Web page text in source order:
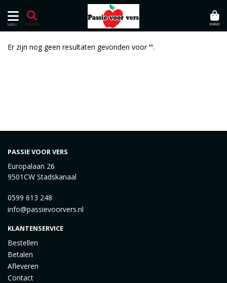
MENU ZOEKEN MAND
Er zijn nog geen resultaten gevonden voor ''.
PASSIE VOOR VERS
Europalaan 26
9501CW Stadskanaal
0599 613 248
info@passievoorvers.nl
KLANTENSERVICE
Bestellen
Betalen
Afleveren
Contact